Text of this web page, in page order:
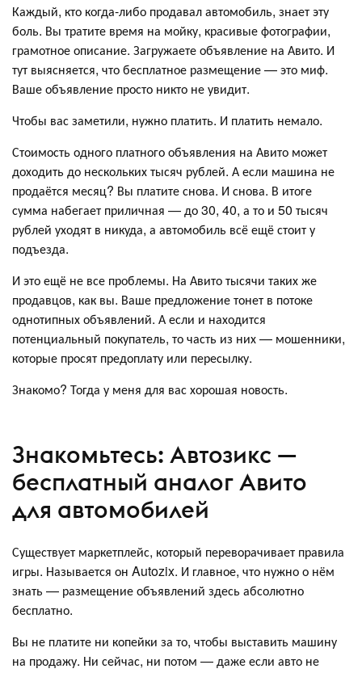
Каждый, кто когда-либо продавал автомобиль, знает эту
боль. Вы тратите время на мойку, красивые фотографии,
грамотное описание. Загружаете объявление на Авито. И
тут выясняется, что бесплатное размещение — это миф.
Ваше объявление просто никто не увидит.
Чтобы вас заметили, нужно платить. И платить немало.
Стоимость одного платного объявления на Авито может
доходить до нескольких тысяч рублей. А если машина не
продаётся месяц? Вы платите снова. И снова. В итоге
сумма набегает приличная — до 30, 40, а то и 50 тысяч
рублей уходят в никуда, а автомобиль всё ещё стоит у
подъезда.
И это ещё не все проблемы. На Авито тысячи таких же
продавцов, как вы. Ваше предложение тонет в потоке
однотипных объявлений. А если и находится
потенциальный покупатель, то часть из них — мошенники,
которые просят предоплату или пересылку.
Знакомо? Тогда у меня для вас хорошая новость.
Знакомьтесь: Автозикс —
бесплатный аналог Авито
для автомобилей
Существует маркетплейс, который переворачивает правила
игры. Называется он Autozix. И главное, что нужно о нём
знать — размещение объявлений здесь абсолютно
бесплатно.
Вы не платите ни копейки за то, чтобы выставить машину
на продажу. Ни сейчас, ни потом — даже если авто не